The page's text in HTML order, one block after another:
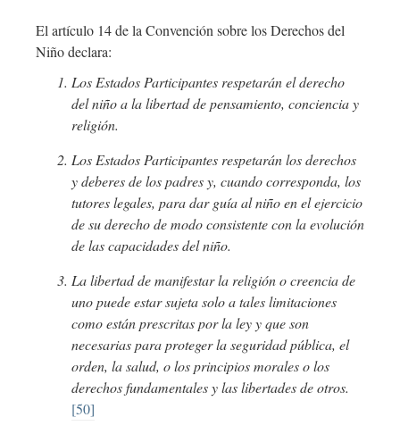
El artículo 14 de la Convención sobre los Derechos del
Niño declara:
Los Estados Participantes respetarán el derecho
del niño a la libertad de pensamiento, conciencia y
religión.
Los Estados Participantes respetarán los derechos
y deberes de los padres y, cuando corresponda, los
tutores legales, para dar guía al niño en el ejercicio
de su derecho de modo consistente con la evolución
de las capacidades del niño.
La libertad de manifestar la religión o creencia de
uno puede estar sujeta solo a tales limitaciones
como están prescritas por la ley y que son
necesarias para proteger la seguridad pública, el
orden, la salud, o los principios morales o los
derechos fundamentales y las libertades de otros.
[50]